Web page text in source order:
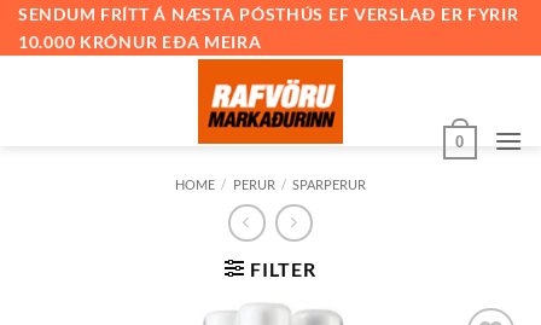
SkipSENDUM FRÍTT Á NÆSTA PÓSTHÚS EF VERSLAÐ ER FYRIR
10.000 KRÓNUR EÐA MEIRA
0
HOME / PERUR / SPARPERUR
FILTER